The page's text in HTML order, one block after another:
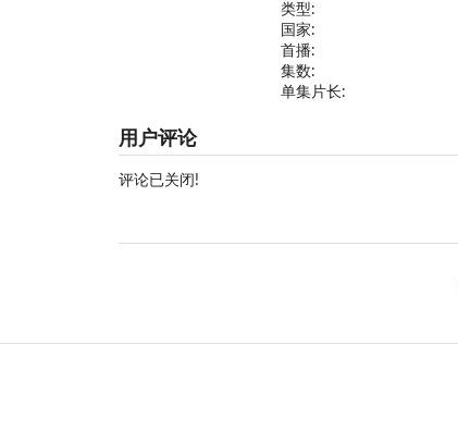
类型:
国家:
首播:
集数:
单集片长:
用户评论
评论已关闭!